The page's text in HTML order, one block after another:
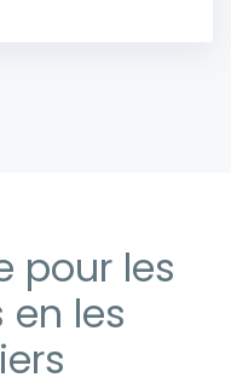
pour les
en les